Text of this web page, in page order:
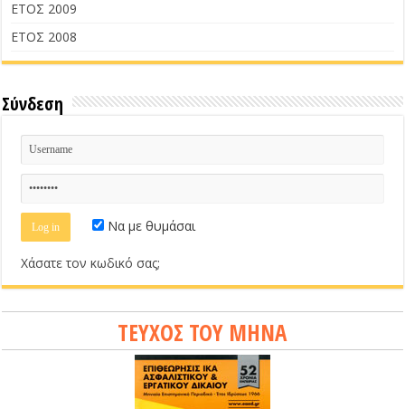
ΕΤΟΣ 2009
ΕΤΟΣ 2008
Σύνδεση
Να με θυμάσαι
Χάσατε τον κωδικό σας;
ΤΕΥΧΟΣ ΤΟΥ ΜΗΝΑ